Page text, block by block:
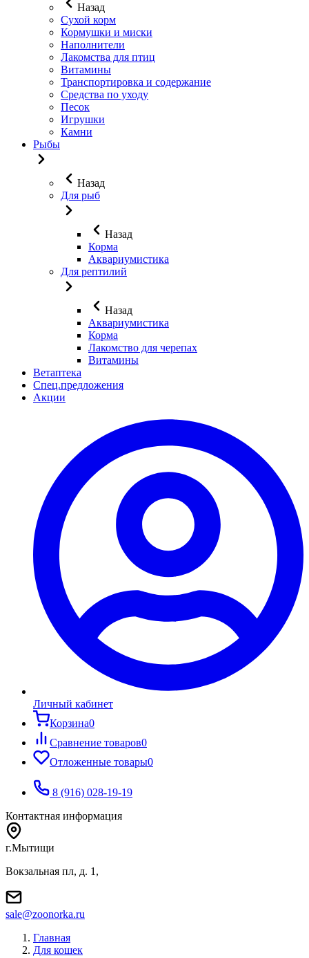
Назад
Сухой корм
Кормушки и миски
Наполнители
Лакомства для птиц
Витамины
Транспортировка и содержание
Средства по уходу
Песок
Игрушки
Камни
Рыбы
Назад
Для рыб
Назад
Корма
Аквариумистика
Для рептилий
Назад
Аквариумистика
Корма
Лакомство для черепах
Витамины
Ветаптека
Спец.предложения
Акции
Личный кабинет
Корзина0
Сравнение товаров0
Отложенные товары0
8 (916) 028-19-19
Контактная информация
г.Мытищи
Вокзальная пл, д. 1,
sale@zoonorka.ru
Главная
Для кошек